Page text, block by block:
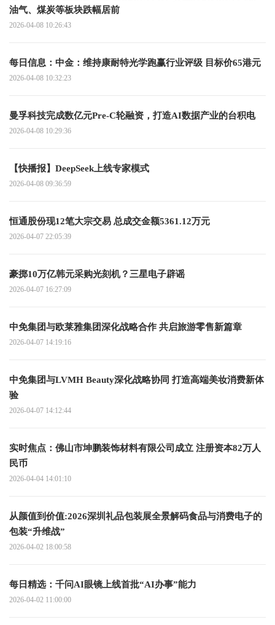
油气、煤炭等板块跌幅居前
2026-04-08 10:26:43
每日信息：中金：维持康耐特光学跑赢行业评级 目标价65港元
2026-04-08 10:32:23
曼孚科技完成数亿元Pre-C轮融资，打造AI数据产业的台积电
2026-04-08 10:29:36
【快播报】DeepSeek上线专家模式
2026-04-08 09:36:59
恒通股份现12笔大宗交易 总成交金额5361.12万元
2026-04-07 22:05:39
豪掷10万亿韩元采购光刻机？三星电子辟谣
2026-04-07 16:27:09
中免集团与欧莱雅集团深化战略合作 共启旅游零售新篇章
2026-04-07 14:19:16
中免集团与LVMH Beauty深化战略协同 打造高端美妆消费新体
验
2026-04-07 14:12:44
实时焦点：佛山市坤鹏装饰材料有限公司成立 注册资本82万人
民币
2026-04-04 14:01:10
从颜值到价值:2026深圳礼品包装展全景解码食品与消费电子的
包装“升维战”
2026-04-02 18:00:58
每日精选：千问AI眼镜上线首批“AI办事”能力
2026-04-02 11:00:00